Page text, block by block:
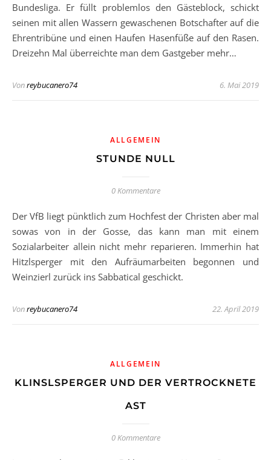
Bundesliga. Er füllt problemlos den Gästeblock, schickt
seinen mit allen Wassern gewaschenen Botschafter auf die
Ehrentribüne und einen Haufen Hasenfüße auf den Rasen.
Dreizehn Mal überreichte man dem Gastgeber mehr…
Vonreybucanero74 6. Mai 2019
ALLGEMEIN
STUNDE NULL
0 Kommentare
Der VfB liegt pünktlich zum Hochfest der Christen aber mal
sowas von in der Gosse, das kann man mit einem
Sozialarbeiter allein nicht mehr reparieren. Immerhin hat
Hitzlsperger mit den Aufräumarbeiten begonnen und
Weinzierl zurück ins Sabbatical geschickt.
Vonreybucanero74 22. April 2019
ALLGEMEIN
KLINSLSPERGER UND DER VERTROCKNETE
AST
0 Kommentare